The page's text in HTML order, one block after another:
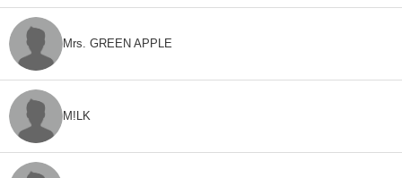
Mrs. GREEN APPLE
M!LK